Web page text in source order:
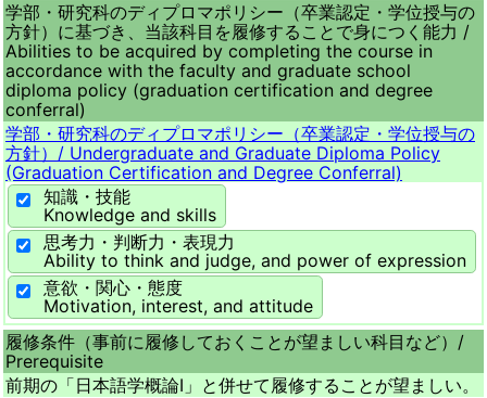
学部・研究科のディプロマポリシー（卒業認定・学位授与の
方針）に基づき、当該科目を履修することで身につく能力 /
Abilities to be acquired by completing the course in
accordance with the faculty and graduate school
diploma policy (graduation certification and degree
conferral)
学部・研究科のディプロマポリシー（卒業認定・学位授与の
方針）/ Undergraduate and Graduate Diploma Policy
(Graduation Certification and Degree Conferral)
知識・技能
Knowledge and skills
思考力・判断力・表現力
Ability to think and judge, and power of expression
意欲・関心・態度
Motivation, interest, and attitude
履修条件（事前に履修しておくことが望ましい科目など）/
Prerequisite
前期の「日本語学概論I」と併せて履修することが望ましい。